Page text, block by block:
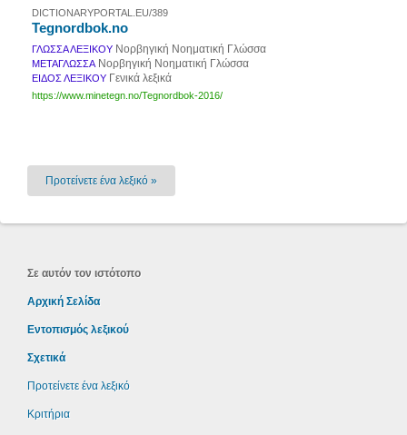
DICTIONARYPORTAL.EU/389
Tegnordbok.no
ΓΛΩΣΣΑ ΛΕΞΙΚΟΥ Νορβηγική Νοηματική Γλώσσα
ΜΕΤΑΓΛΩΣΣΑ Νορβηγική Νοηματική Γλώσσα
ΕΙΔΟΣ ΛΕΞΙΚΟΥ Γενικά λεξικά
https://www.minetegn.no/Tegnordbok-2016/
Προτείνετε ένα λεξικό »
Σε αυτόν τον ιστότοπο
Αρχική Σελίδα
Εντοπισμός λεξικού
Σχετικά
Προτείνετε ένα λεξικό
Κριτήρια